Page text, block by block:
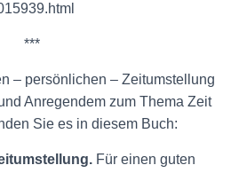
***
– persönlichen – Zeitumstellung
Anregendem zum Thema Zeit
Sie es in diesem Buch:
Für einen guten